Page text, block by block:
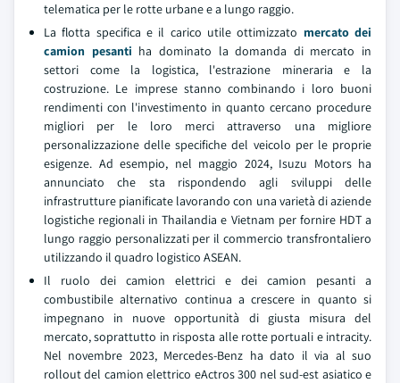
telematica per le rotte urbane e a lungo raggio.
La flotta specifica e il carico utile ottimizzato mercato dei
camion pesanti ha dominato la domanda di mercato in
settori come la logistica, l'estrazione mineraria e la
costruzione. Le imprese stanno combinando i loro buoni
rendimenti con l'investimento in quanto cercano procedure
migliori per le loro merci attraverso una migliore
personalizzazione delle specifiche del veicolo per le proprie
esigenze. Ad esempio, nel maggio 2024, Isuzu Motors ha
annunciato che sta rispondendo agli sviluppi delle
infrastrutture pianificate lavorando con una varietà di aziende
logistiche regionali in Thailandia e Vietnam per fornire HDT a
lungo raggio personalizzati per il commercio transfrontaliero
utilizzando il quadro logistico ASEAN.
Il ruolo dei camion elettrici e dei camion pesanti a
combustibile alternativo continua a crescere in quanto si
impegnano in nuove opportunità di giusta misura del
mercato, soprattutto in risposta alle rotte portuali e intracity.
Nel novembre 2023, Mercedes-Benz ha dato il via al suo
rollout del camion elettrico eActros 300 nel sud-est asiatico e